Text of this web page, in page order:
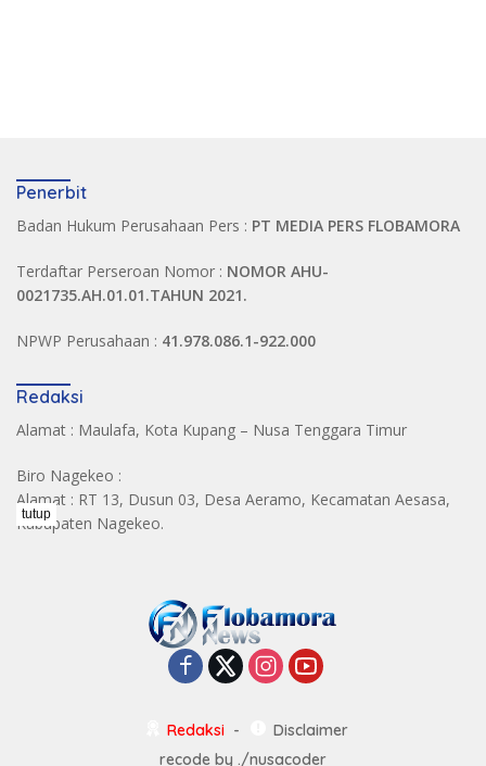
Penerbit
Badan Hukum Perusahaan Pers : PT MEDIA PERS FLOBAMORA
Terdaftar Perseroan Nomor : NOMOR AHU-
0021735.AH.01.01.TAHUN 2021.
NPWP Perusahaan : 41.978.086.1-922.000
Redaksi
Alamat : Maulafa, Kota Kupang – Nusa Tenggara Timur
Biro Nagekeo :
Alamat : RT 13, Dusun 03, Desa Aeramo, Kecamatan Aesasa,
Kabupaten Nagekeo.
Redaksi
Disclaimer
recode by ./nusacoder
tutup